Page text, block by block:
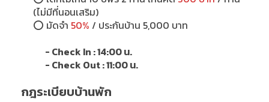
(ไม่มีที่นอนเสริม)
⭕ มัดจำ 50% / ประกันบ้าน 5,000 บาท
- Check In : 14:00 น.
- Check Out : 11:00 น.
กฎระเบียบบ้านพัก